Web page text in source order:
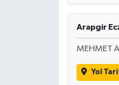
Arapgir
MEHMET
Yol